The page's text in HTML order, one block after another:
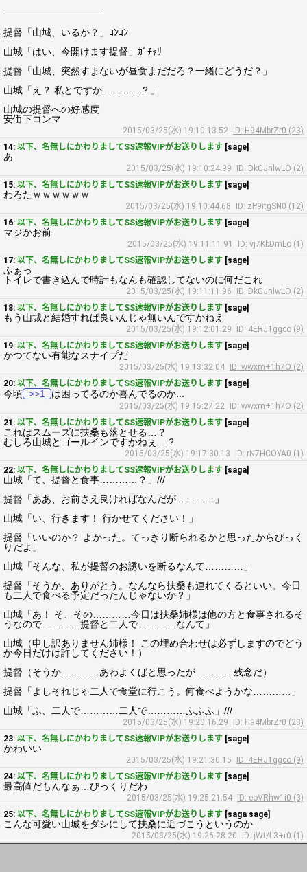
――――――――――
提督「山城、いるか？」ｺﾝｺﾝ
山城「はい、今開けます提督」ｶﾞﾁｬﾘ
提督「山城、突然すまないが昼食まだだろ？一緒にどうだ？」
山城「え？ 私とですか…………？」
山城の提督への好感度
安価下コンマ
2015/03/25(水) 19:10:13.52
ID: H94MbrZr0 (23)
14: 以下、名無しにかわりましてSS速報VIPがお送りします [sage]
あ
2015/03/25(水) 19:10:24.99
ID: DkGJnlwLO (2)
15: 以下、名無しにかわりましてSS速報VIPがお送りします [sage]
わろたｗｗｗｗｗｗ
2015/03/25(水) 19:10:44.68
ID: zP9itgSN0 (12)
16: 以下、名無しにかわりましてSS速報VIPがお送りします [sage]
マジかお前
2015/03/25(水) 19:11:11.91
ID: vj7KbDmLo (1)
17: 以下、名無しにかわりましてSS速報VIPがお送りします [sage]
ふぁっ
トイレで書き込んで時計もなんも確認してないのに何だこれ
2015/03/25(水) 19:11:11.96
ID: DkGJnlwLO (2)
18: 以下、名無しにかわりましてSS速報VIPがお送りします [sage]
もう山城と結婚すれば良いんじゃ無いんですかねえ
2015/03/25(水) 19:12:01.29
ID: 4ERJ1ggco (9)
19: 以下、名無しにかわりましてSS速報VIPがお送りします [sage]
かつてない有能なスナイプだ
2015/03/25(水) 19:13:32.04
ID: wwxm+1h7O (2)
20: 以下、名無しにかわりましてSS速報VIPがお送りします [sage]
今頃 >>1 は困ってるのか喜んでるのか...
2015/03/25(水) 19:15:27.22
ID: wwxm+1h7O (2)
21: 以下、名無しにかわりましてSS速報VIPがお送りします [sage]
これはスムーズに扶桑も落とせる…？
むしろ山城とゴールインですかねぇ…？
2015/03/25(水) 19:17:30.13
ID: rN7HCOYA0 (1)
22: 以下、名無しにかわりましてSS速報VIPがお送りします [saga]
山城「て、提督と食事…………？」///
提督「ああ、お前さえ良ければなんだが…………」
山城「い、行きます！ 行かせてください！」
提督「いいのか？ よかった。てっきり断られるかと思ったからびっく
りだよ」
山城「そんな、私が提督のお誘いを断るなんて…………」
提督「そうか、ありがとう。なんなら扶桑も連れてくるといい。今日
も二人で食べる予定だったんじゃないか？」
山城「あ！ そ、その…………今日は扶桑姉様は他の方と食事されるそ
うなので…………提督と二人で…………なんて」
山城（申し訳ありません姉様！ この埋め合わせは必ずしますのでどう
か今日だけは許してください！）
提督（そうか…………あわよくばと思ったが…………残念だ）
提督「よしそれじゃ二人で食堂に行こう。何食べようかな…………」
山城「ふ、二人で…………二人で…………ふふふ」///
2015/03/25(水) 19:20:16.29
ID: H94MbrZr0 (23)
23: 以下、名無しにかわりましてSS速報VIPがお送りします [sage]
かわいい
2015/03/25(水) 19:21:30.15
ID: 4ERJ1ggco (9)
24: 以下、名無しにかわりましてSS速報VIPがお送りします [sage]
最高値だもんなぁ…びっくりだわ
2015/03/25(水) 19:25:21.54
ID: eoVRhw1i0 (3)
25: 以下、名無しにかわりましてSS速報VIPがお送りします [saga sage]
こんな可愛い山城をダシにして扶桑に近づこうというのか
2015/03/25(水) 19:26:28.20 ID: jWt/L3+r0 (1)